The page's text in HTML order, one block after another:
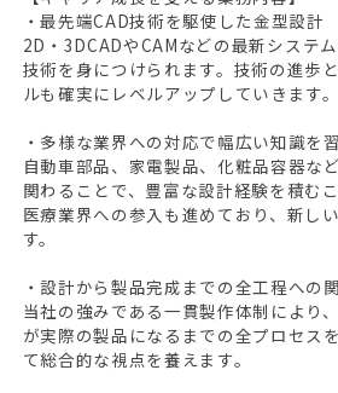
・最先端CAD技術を駆使した金型設計
2D・3DCADやCAMなどの最新システ
技術を身につけられます。技術の進歩
ルも確実にレベルアップしていきます。
・多様な業界への対応で幅広い知識を
自動車部品、家電製品、化粧品容器な
関わることで、豊富な設計経験を積む
医療業界への参入も進めており、新し
す。
・設計から製品完成までの全工程への
当社の強みである一貫製作体制により
が実際の製品になるまでの全プロセス
て総合的な視点を養えます。